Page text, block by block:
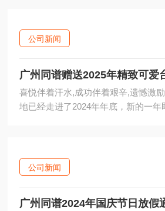
公司新闻
喜悦伴着汗水,成功伴着艰辛,遗憾激
地已经走进了2024年年底，新的一年
备。甘苦并存的2024即将落幕，是为
而欢呼。感谢一路有你，这世上最大
新老客户的支持与信任，广州同谱已
公司新闻
广州同谱2024年国庆节日放假